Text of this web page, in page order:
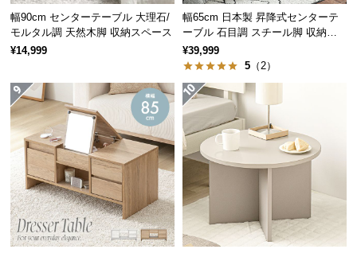
経
路
に
い
て
返
品・
キ
ャ
ン
セ
ル
幅90cm センターテーブル 大理石/
モルタル調 天然木脚 収納スペース
¥14,999
幅65cm 日本製 昇降式センターテ
ーブル 石目調 スチール脚 収納ス
ペース 高さ34~54.5cm
¥39,999
5 （2）